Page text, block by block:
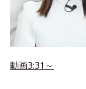
動画3:31～